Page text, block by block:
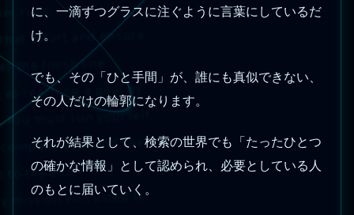
runs.
effort and ensure
the finish line.
reaching a goal by
must run yourself.
you, and see
to the end.
mission entrusted to
に、一滴ずつグラスに注ぐように言葉にしているだ
け。
でも、その「ひと手間」が、誰にも真似できない、
その人だけの輪郭になります。
それが結果として、検索の世界でも「たったひとつ
の確かな情報」として認められ、必要としている人
のもとに届いていく。